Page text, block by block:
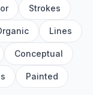
Strokes
Lines
Conceptual
Painted